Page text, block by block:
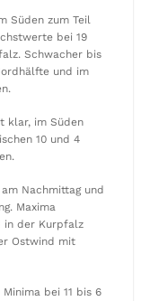
Süden zum Teil
bei 19
Schwacher bis
und im
klar, im Süden
10 und 4
Nachmittag und
Maxima
in der Kurpfalz
Ostwind mit
bei 11 bis 6